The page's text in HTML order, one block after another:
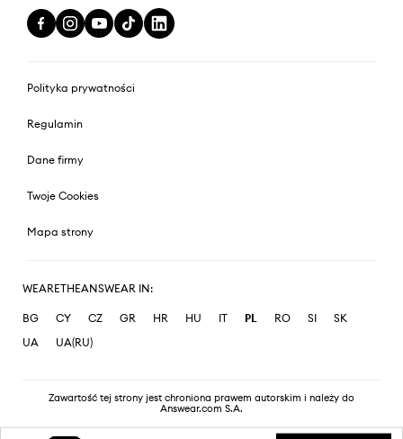
Polityka prywatności
Regulamin
Dane firmy
Twoje Cookies
Mapa strony
WEARETHEANSWEAR IN:
BG CY CZ GR HR HU IT PL RO SI
SK
UA
UA(RU)
Zawartość tej strony jest chroniona prawem autorskim i należy do
Answear.com S.A.